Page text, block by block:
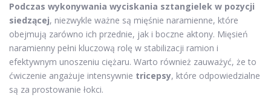
Podczas wykonywania wyciskania sztangielek w pozycji
siedzącej, niezwykle ważne są mięśnie naramienne, które
obejmują zarówno ich przednie, jak i boczne aktony. Mięsień
naramienny pełni kluczową rolę w stabilizacji ramion i
efektywnym unoszeniu ciężaru. Warto również zauważyć, że to
ćwiczenie angażuje intensywnie tricepsy, które odpowiedzialne
są za prostowanie łokci.